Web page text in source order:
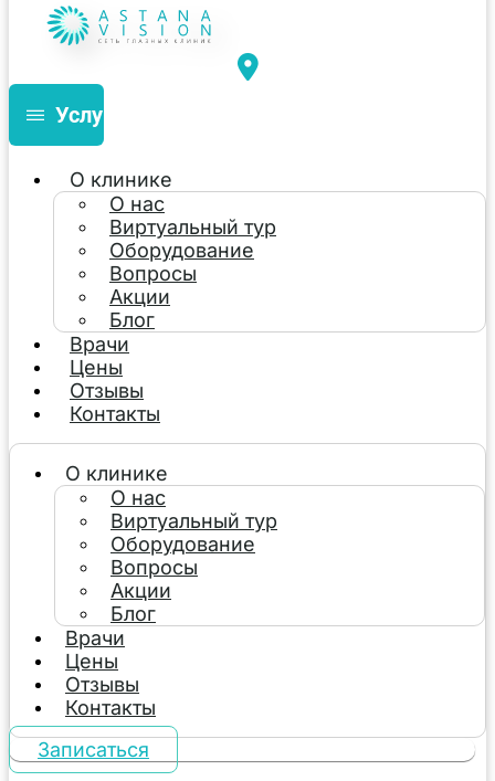
Услуги
О клинике
О нас
Виртуальный тур
Оборудование
Вопросы
Акции
Блог
Врачи
Цены
Отзывы
Контакты
О клинике
О нас
Виртуальный тур
Оборудование
Вопросы
Акции
Блог
Врачи
Цены
Отзывы
Контакты
Записаться